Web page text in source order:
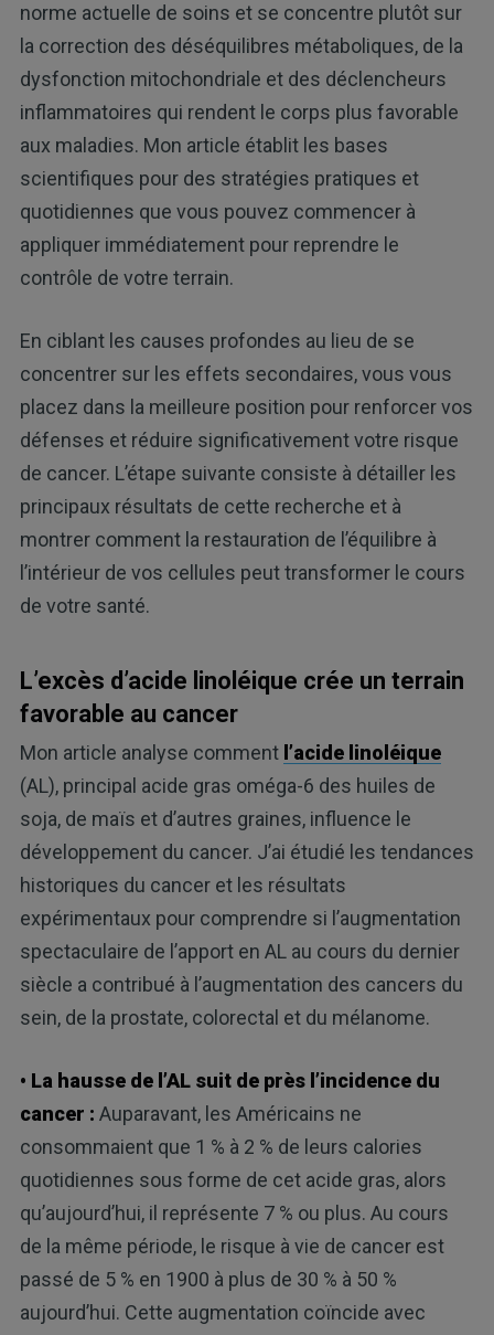
norme actuelle de soins et se concentre plutôt sur
la correction des déséquilibres métaboliques, de la
dysfonction mitochondriale et des déclencheurs
inflammatoires qui rendent le corps plus favorable
aux maladies. Mon article établit les bases
scientifiques pour des stratégies pratiques et
quotidiennes que vous pouvez commencer à
appliquer immédiatement pour reprendre le
contrôle de votre terrain.
En ciblant les causes profondes au lieu de se
concentrer sur les effets secondaires, vous vous
placez dans la meilleure position pour renforcer vos
défenses et réduire significativement votre risque
de cancer. L’étape suivante consiste à détailler les
principaux résultats de cette recherche et à
montrer comment la restauration de l’équilibre à
l’intérieur de vos cellules peut transformer le cours
de votre santé.
L’excès d’acide linoléique crée un terrain
favorable au cancer
Mon article analyse comment l’acide linoléique
(AL), principal acide gras oméga-6 des huiles de
soja, de maïs et d’autres graines, influence le
développement du cancer. J’ai étudié les tendances
historiques du cancer et les résultats
expérimentaux pour comprendre si l’augmentation
spectaculaire de l’apport en AL au cours du dernier
siècle a contribué à l’augmentation des cancers du
sein, de la prostate, colorectal et du mélanome.
• La hausse de l’AL suit de près l’incidence du
cancer : Auparavant, les Américains ne
consommaient que 1 % à 2 % de leurs calories
quotidiennes sous forme de cet acide gras, alors
qu’aujourd’hui, il représente 7 % ou plus. Au cours
de la même période, le risque à vie de cancer est
passé de 5 % en 1900 à plus de 30 % à 50 %
aujourd’hui. Cette augmentation coïncide avec